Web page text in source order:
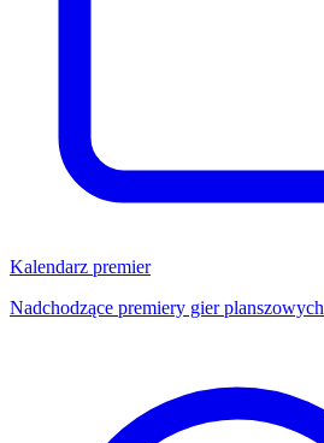
Kalendarz premier
Nadchodzące premiery gier planszowych